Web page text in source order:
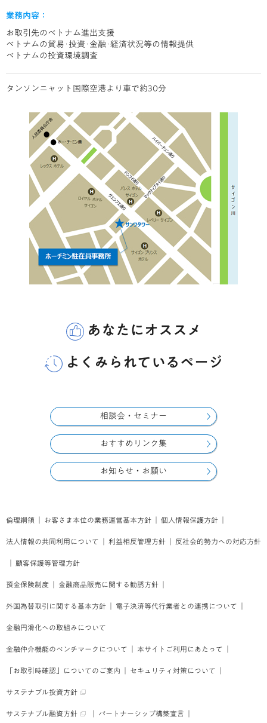
業務内容：
お取引先のベトナム進出支援
ベトナムの貿易･投資･金融･経済状況等の情報提供
ベトナムの投資環境調査
タンソンニャット国際空港より車で約30分
あなたにオススメ
よくみられているページ
相談会・セミナー
おすすめリンク集
お知らせ・お願い
倫理綱領 お客さま本位の業務運営基本方針 個人情報保護方針
法人情報の共同利用について 利益相反管理方針 反社会的勢力への対応方針
顧客保護等管理方針
預金保険制度 金融商品販売に関する勧誘方針
外国為替取引に関する基本方針 電子決済等代行業者との連携について
金融円滑化への取組みについて
金融仲介機能のベンチマークについて 本サイトご利用にあたって
「お取引時確認」についてのご案内 セキュリティ対策について
サステナブル投資方針
サステナブル融資方針 パートナーシップ構築宣言